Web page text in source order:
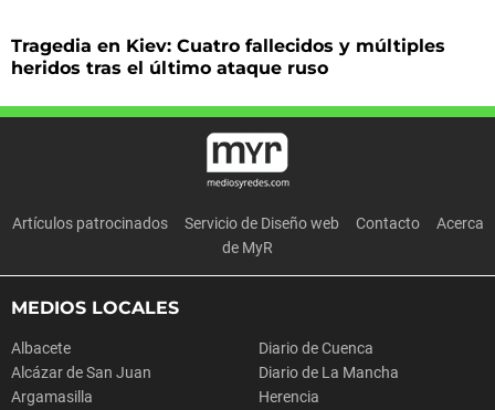
Tragedia en Kiev: Cuatro fallecidos y múltiples
heridos tras el último ataque ruso
Artículos patrocinados Servicio de Diseño web Contacto
Acerca
de MyR
MEDIOS LOCALES
Albacete
Alcázar de San Juan
Argamasilla
Diario de Cuenca
Diario de La Mancha
Herencia